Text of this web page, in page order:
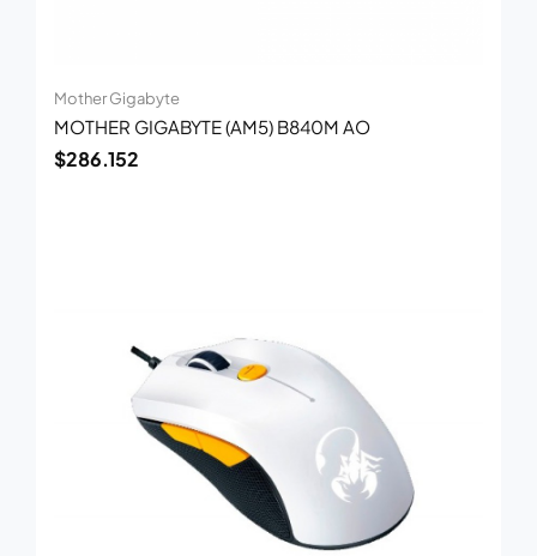
Mother Gigabyte
MOTHER GIGABYTE (AM5) B840M AO
$286.152